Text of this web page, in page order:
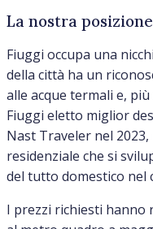
La nostra
Fiuggi occupa una
della città ha un
alle acque termali e,
Fiuggi eletto miglior
Nast Traveler nel
residenziale che si
del tutto domestico nel
I prezzi richiesti hanno